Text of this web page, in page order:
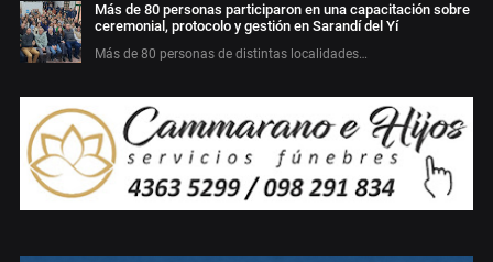
Más de 80 personas participaron en una capacitación sobre
ceremonial, protocolo y gestión en Sarandí del Yí
Más de 80 personas de distintas localidades…